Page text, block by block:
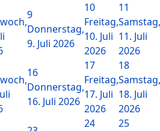
9
Donnerstag,
9. Juli 2026
10
Freitag,
10. Juli
2026
11
Samstag,
11. Juli
2026
16
Donnerstag,
16. Juli 2026
17
Freitag,
17. Juli
2026
18
Samstag,
18. Juli
2026
24
25